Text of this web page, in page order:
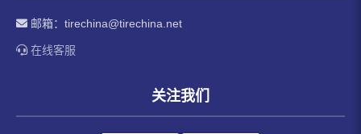
邮箱： tirechina@tirechina.net
在线客服
关注我们